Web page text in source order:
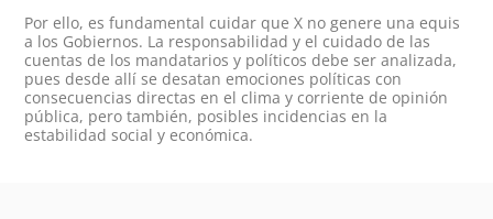
Por ello, es fundamental cuidar que X no genere una equis
a los Gobiernos. La responsabilidad y el cuidado de las
cuentas de los mandatarios y políticos debe ser analizada,
pues desde allí se desatan emociones políticas con
consecuencias directas en el clima y corriente de opinión
pública, pero también, posibles incidencias en la
estabilidad social y económica.